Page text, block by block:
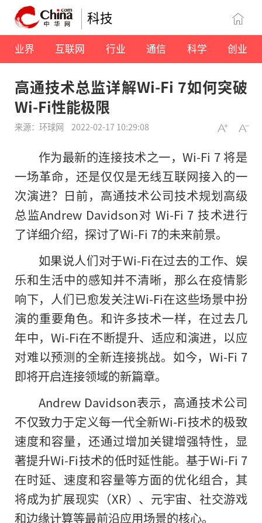
科技
业界 互联网 行业 通信 科学 创业
高通技术总监详解Wi-Fi 7如何突破
Wi-Fi性能极限
来源：环球网 2022-02-17 10:29:08
作为最新的连接技术之一，Wi-Fi 7 将是
一场革命，还是仅仅是无线互联网接入的一
次演进？日前，高通技术公司技术规划高级
总监Andrew Davidson对 Wi-Fi 7 技术进行
了详细介绍，探讨了Wi-Fi 7的未来前景。
如果说人们对于Wi-Fi在过去的工作、娱
乐和生活中的感知并不清晰，那么在疫情影
响下，人们已愈发关注Wi-Fi在这些场景中扮
演的重要角色。和许多技术一样，在过去几
年中，Wi-Fi在不断提升、适应和演进，以应
对难以预测的全新连接挑战。如今，Wi-Fi 7
即将开启连接领域的新篇章。
Andrew Davidson表示，高通技术公司
不仅致力于定义每一代全新Wi-Fi技术的极致
速度和容量，还通过增加关键增强特性，显
著提升Wi-Fi技术的低时延性能。基于Wi-Fi 7
在时延、速度和容量等方面的优化组合，其
将成为扩展现实（XR）、元宇宙、社交游戏
和边缘计算等最前沿应用场景的核心。